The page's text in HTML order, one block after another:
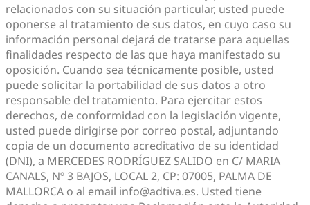
relacionados con su situación particular, usted puede
oponerse al tratamiento de sus datos, en cuyo caso su
información personal dejará de tratarse para aquellas
finalidades respecto de las que haya manifestado su
oposición. Cuando sea técnicamente posible, usted
puede solicitar la portabilidad de sus datos a otro
responsable del tratamiento. Para ejercitar estos
derechos, de conformidad con la legislación vigente,
usted puede dirigirse por correo postal, adjuntando
copia de un documento acreditativo de su identidad
(DNI), a MERCEDES RODRÍGUEZ SALIDO en C/ MARIA
CANALS, Nº 3 BAJOS, LOCAL 2, CP: 07005, PALMA DE
MALLORCA o al email info@adtiva.es. Usted tiene